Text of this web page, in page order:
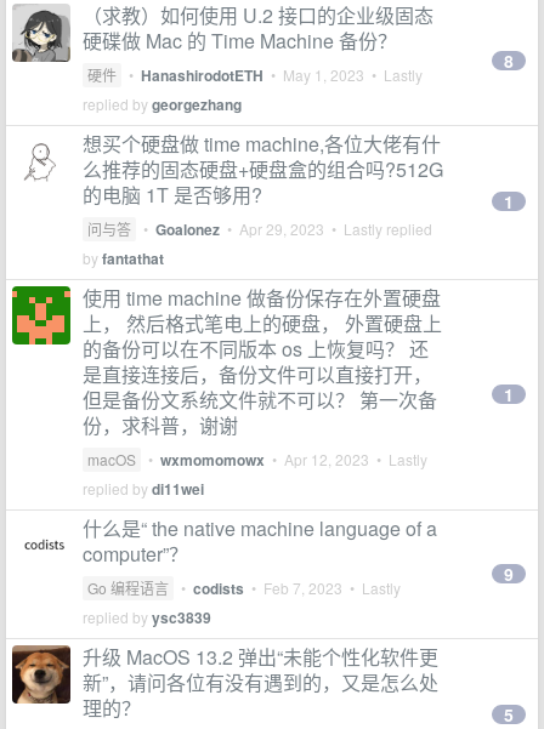
（求教）如何使用 U.2 接口的企业级固态
硬碟做 Mac 的 Time Machine 备份？
硬件 • HanashirodotETH • May 1, 2023 • Lastly
replied bygeorgezhang
8
想买个硬盘做 time machine,各位大佬有什
么推荐的固态硬盘+硬盘盒的组合吗?512G
的电脑 1T 是否够用?
问与答 • Goalonez • Apr 29, 2023 • Lastly replied
byfantathat
1
使用 time machine 做备份保存在外置硬盘
上， 然后格式笔电上的硬盘， 外置硬盘上
的备份可以在不同版本 os 上恢复吗？ 还
是直接连接后，备份文件可以直接打开，
但是备份文系统文件就不可以？ 第一次备
份，求科普，谢谢
macOS • wxmomomowx • Apr 12, 2023 • Lastly
replied bydi11wei
1
什么是“ the native machine language of a
computer”？
Go 编程语言 • codists • Feb 7, 2023 • Lastly
replied byysc3839
9
升级 MacOS 13.2 弹出“未能个性化软件更
新”，请问各位有没有遇到的，又是怎么处
理的？
5